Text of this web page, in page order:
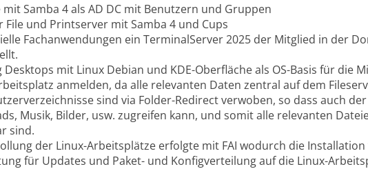
Samba 4 als AD DC mit Benutzern und Gruppen
File und Printserver mit Samba 4 und Cups
Fachanwendungen ein TerminalServer 2025 der Mitglied in der
Desktops mit Linux Debian und KDE-Oberfläche als OS-Basis für die
anmelden, da alle relevanten Daten zentral auf dem
sind via Folder-Redirect verwoben, so dass auch
Musik, Bilder, usw. zugreifen kann, und somit alle relevanten
sind.
der Linux-Arbeitsplätze erfolgte mit FAI wodurch die
für Updates und Paket- und Konfigverteilung auf die Linux-